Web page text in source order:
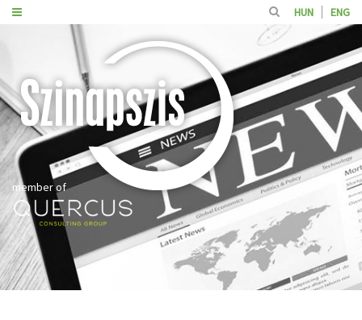
HUN ENG
member of